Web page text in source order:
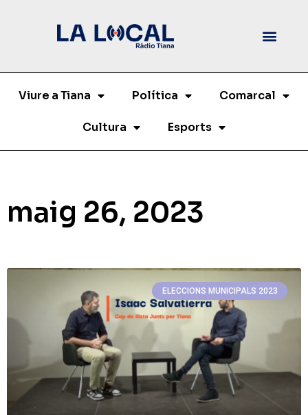
Viure a Tiana Política Comarcal
Cultura Esports
maig 26, 2023
ELECCIONS MUNICIPALS 2023